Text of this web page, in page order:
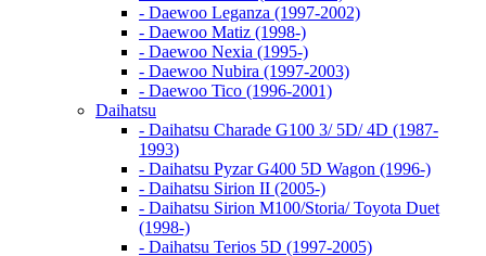
- Daewoo Leganza (1997-2002)
- Daewoo Matiz (1998-)
- Daewoo Nexia (1995-)
- Daewoo Nubira (1997-2003)
- Daewoo Tico (1996-2001)
Daihatsu
- Daihatsu Charade G100 3/ 5D/ 4D (1987-
1993)
- Daihatsu Pyzar G400 5D Wagon (1996-)
- Daihatsu Sirion II (2005-)
- Daihatsu Sirion M100/Storia/ Toyota Duet
(1998-)
- Daihatsu Terios 5D (1997-2005)